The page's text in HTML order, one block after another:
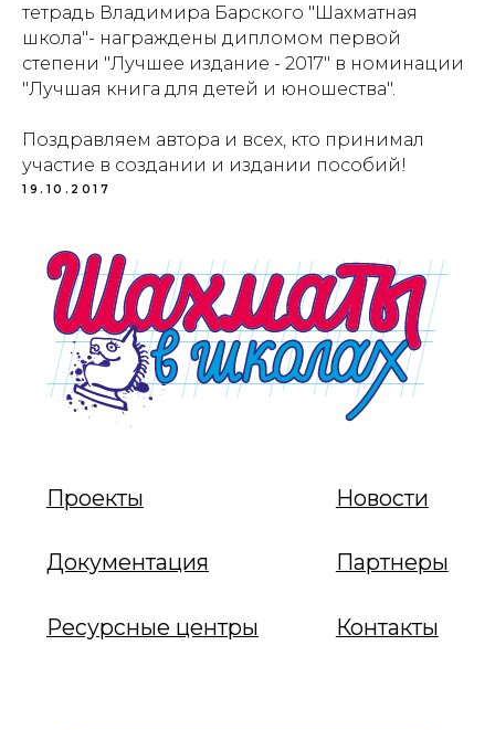
тетрадь Владимира Барского "Шахматная
школа"- награждены дипломом первой
степени "Лучшее издание - 2017" в номинации
"Лучшая книга для детей и юношества".
Поздравляем автора и всех, кто принимал
участие в создании и издании пособий!
19.10.2017
Проекты
Документация
Ресурсные центры
Новости
Партнеры